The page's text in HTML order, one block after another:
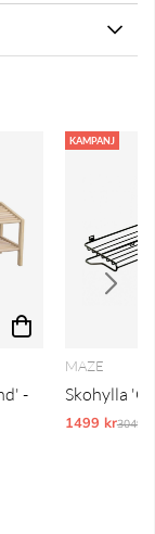
-
KAMPANJ
MAZE
Skohylla
1499 kr3049 kr